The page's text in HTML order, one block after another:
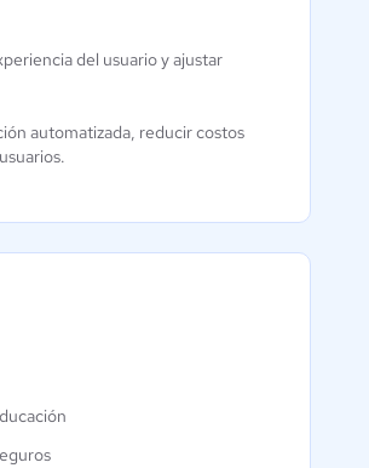
del usuario y ajustar
automatizada, reducir costos